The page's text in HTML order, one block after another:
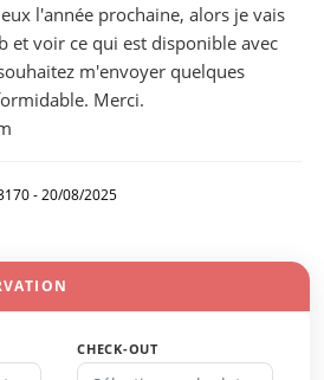
l'année prochaine, alors je vais
et voir ce qui est disponible avec
m'envoyer quelques
Merci.
- 20/08/2025
CHECK-OUT